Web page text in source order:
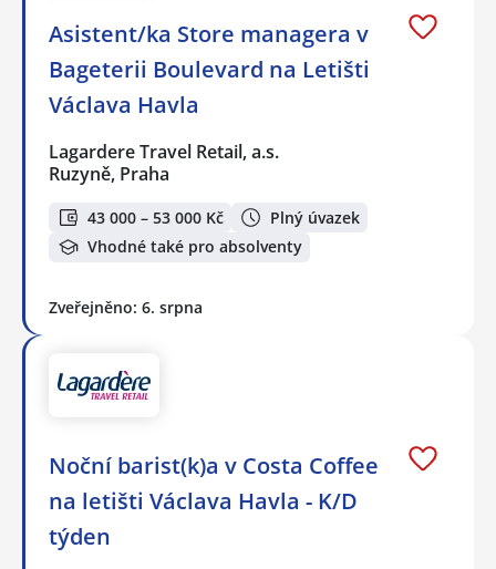
Asistent/ka Store managera v
Bageterii Boulevard na Letišti
Václava Havla
Lagardere Travel Retail, a.s.
Ruzyně, Praha
43 000 – 53 000 Kč
Plný úvazek
Vhodné také pro absolventy
Zveřejněno: 6. srpna
Noční barist(k)a v Costa Coffee
na letišti Václava Havla - K/D
týden